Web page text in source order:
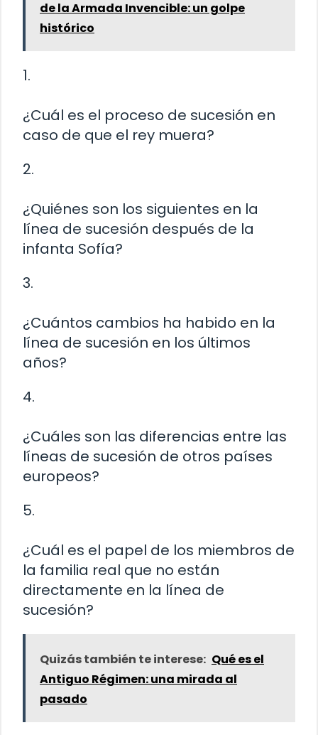
de la Armada Invencible: un golpe
histórico
1.
¿Cuál es el proceso de sucesión en
caso de que el rey muera?
2.
¿Quiénes son los siguientes en la
línea de sucesión después de la
infanta Sofía?
3.
¿Cuántos cambios ha habido en la
línea de sucesión en los últimos
años?
4.
¿Cuáles son las diferencias entre las
líneas de sucesión de otros países
europeos?
5.
¿Cuál es el papel de los miembros de
la familia real que no están
directamente en la línea de
sucesión?
Quizás también te interese: Qué es el
Antiguo Régimen: una mirada al
pasado